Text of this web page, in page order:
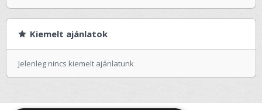
Kiemelt ajánlatok
Jelenleg nincs kiemelt ajánlatunk